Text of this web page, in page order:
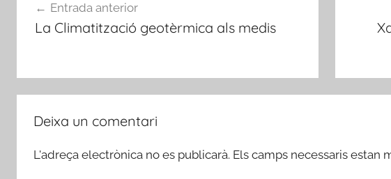
d'entrades
Entrada anterior
La Climatització geotèrmica als medis
Deixa un comentari
L'adreça electrònica no es publicarà. Els camps necessaris estan